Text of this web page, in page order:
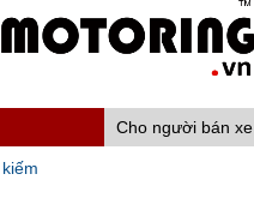
Cho người bán xe